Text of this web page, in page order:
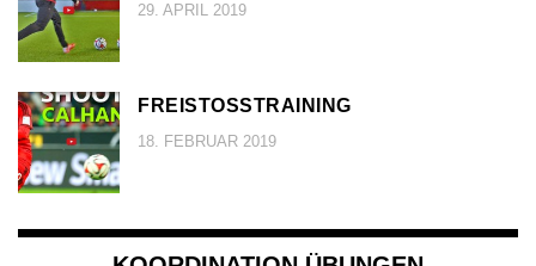
29. APRIL 2019
FREISTOSSTRAINING
18. FEBRUAR 2019